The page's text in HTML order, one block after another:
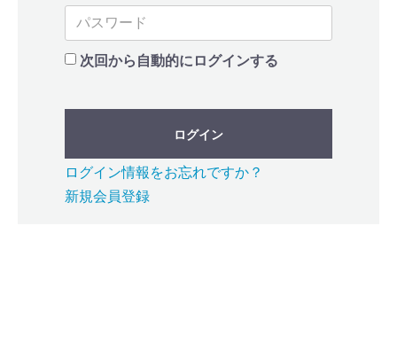
次回から自動的にログインする
ログイン
ログイン情報をお忘れですか？
新規会員登録